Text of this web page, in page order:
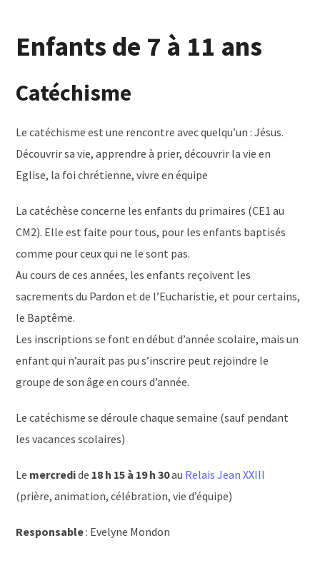
Enfants de 7 à 11 ans
Catéchisme
Le catéchisme est une rencontre avec quelqu’un : Jésus.
Découvrir sa vie, apprendre à prier, découvrir la vie en
Eglise, la foi chrétienne, vivre en équipe
La catéchèse concerne les enfants du primaires (CE1 au
CM2). Elle est faite pour tous, pour les enfants baptisés
comme pour ceux qui ne le sont pas.
Au cours de ces années, les enfants reçoivent les
sacrements du Pardon et de l’Eucharistie, et pour certains,
le Baptême.
Les inscriptions se font en début d’année scolaire, mais un
enfant qui n’aurait pas pu s’inscrire peut rejoindre le
groupe de son âge en cours d’année.
Le catéchisme se déroule chaque semaine (sauf pendant
les vacances scolaires)
Le mercredide 18 h 15 à 19 h 30au Relais Jean XXIII
(prière, animation, célébration, vie d’équipe)
Responsable: Evelyne Mondon